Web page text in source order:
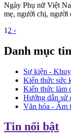
Ngày Phụ nữ Việt
mẹ, người chị, người
1 2 ›
Danh mục
Sự kiện -
Kiến thức sức
Kiến thức làm
Hướng dẫn sử
Văn hóa - Ẩm
Tin nổi bật